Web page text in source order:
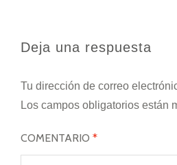
Deja una respuesta
Tu dirección de correo
Los campos obligatorios están
COMENTARIO *